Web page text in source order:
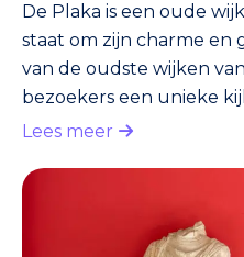
De Plaka is een oude
staat om zijn charme en
van de oudste wijken
bezoekers een unieke
cultuur. Het gebied is
allemaal dateren uit de
dan ook één van de
attracties in Athene en
Lees meer